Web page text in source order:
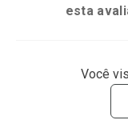
esta
Você